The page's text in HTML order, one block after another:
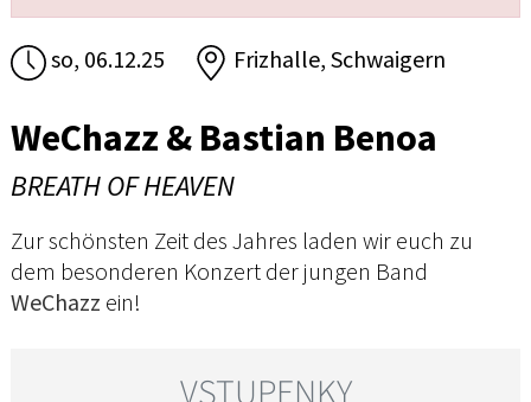
so, 06.12.25 Frizhalle, Schwaigern
WeChazz & Bastian Benoa
BREATH OF HEAVEN
Zur schönsten Zeit des Jahres laden wir euch zu
dem besonderen Konzert der jungen Band
WeChazz ein!